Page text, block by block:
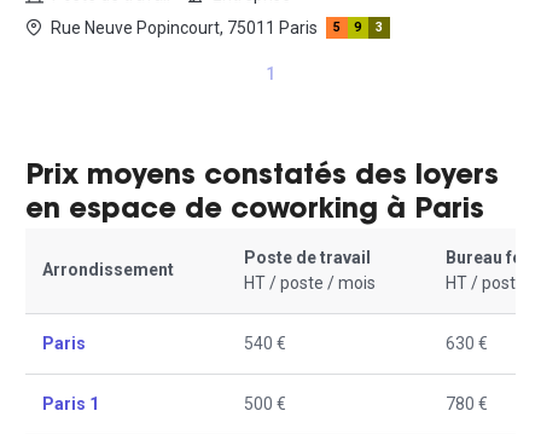
Rue Neuve Popincourt, 75011 Paris
5 9 3
1
Prix moyens constatés des loyers
en espace de coworking à Paris
Arrondissement
Poste de travail
HT / poste / mois
Bureau
HT / poste /
Paris 540 € 630 €
Paris 1 500 € 780 €